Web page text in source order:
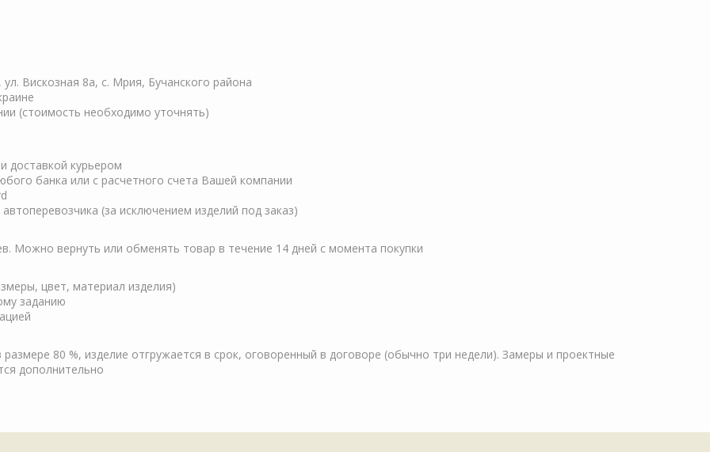
Вискозная 8а, с. Мрия, Бучанского района
(стоимость необходимо уточнять)
доставкой курьером
банка или с расчетного счета Вашей компании
(за исключением изделий под заказ)
Можно вернуть или обменять товар в течение 14 дней с момента покупки
цвет, материал изделия)
заданию
80 %, изделие отгружается в срок, оговоренный в договоре (обычно три недели). Замеры и проектные
дополнительно